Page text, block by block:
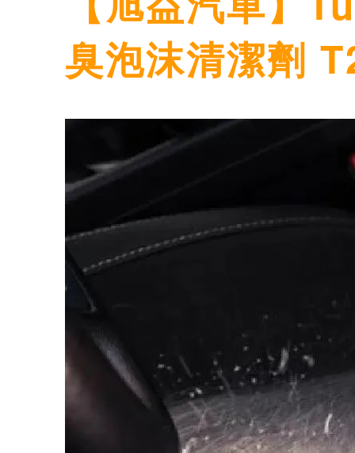
臭泡沫清潔劑